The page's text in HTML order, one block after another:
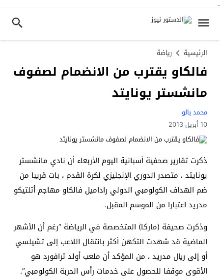
.
الرئيسية رياضة
فالكاو يقترب من الانضمام لصفوف
مانشستر يونايتد
محمد بالو
10 أبريل 2013
ذكرت تقارير صحفية أسبانية اليوم الأربعاء أن نادي مانشستر
يونايتد ، متصدر الدوري الإنجليزي لكرة القدم ، بات قريبا من
ضم الهداف الكولومبي الدولي راداميل فالكاو مهاجم أتلتيكو
مدريد اعتبارا من الموسم المقبل.
وذكرت صحيفة (ماركا) المتخصصة في الرياضة “رغم أن الأشهر
الماضية قد شهدت التكهن أكثر بانتقال اللاعب إلى تشيلسي
أو إلى ريال مدريد ، من المؤكد أن ملعب أولد ترافورد هو
الأقوى موقفا للحصول على خدمات رأس الحربة الكولومبي”.